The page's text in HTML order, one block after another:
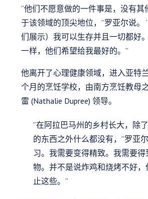
“他们不愿意做的一件事是，没有其
于该领域的顶尖地位，”罗亚尔说。
们展示）我可以生存并且一切都好
一样，他们希望给我最好的。”
他离开了心理健康领域，进入亚特
个月的烹饪学校，由南方烹饪教母
雷 (Nathalie Dupree) 领导。
“在阿拉巴马州的乡村长大，除
的东西之外什么都没有，”罗亚
习。我需要变得精致。我需要
物。并不是说炸鸡和烧烤不好
止这些。”